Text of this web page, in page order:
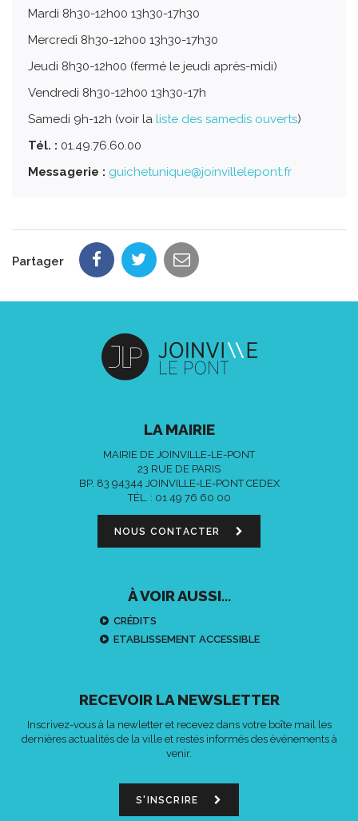
Mardi 8h30-12h00 13h30-17h30
Mercredi 8h30-12h00 13h30-17h30
Jeudi 8h30-12h00 (fermé le jeudi après-midi)
Vendredi 8h30-12h00 13h30-17h
Samedi 9h-12h (voir la liste des samedis ouverts)
Tél. : 01.49.76.60.00
Messagerie : guichetunique@joinvillelepont.fr
Partager
LA MAIRIE
MAIRIE DE JOINVILLE-LE-PONT
23 RUE DE PARIS
BP. 83 94344 JOINVILLE-LE-PONT CEDEX
TÉL. : 01 49 76 60 00
NOUS CONTACTER
À VOIR AUSSI...
CRÉDITS
ETABLISSEMENT ACCESSIBLE
RECEVOIR LA NEWSLETTER
Inscrivez-vous à la newletter et recevez dans votre boîte mail les
dernières actualités de la ville et restés informés des événements à
venir.
S'INSCRIRE